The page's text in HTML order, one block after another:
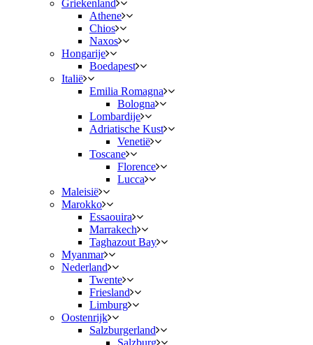
Griekenland
Athene
Chios
Naxos
Hongarije
Boedapest
Italië
Emilia Romagna
Bologna
Lombardije
Adriatische Kust
Venetië
Toscane
Florence
Lucca
Maleisië
Marokko
Essaouira
Marrakech
Taghazout Bay
Myanmar
Nederland
Twente
Friesland
Limburg
Oostenrijk
Salzburgerland